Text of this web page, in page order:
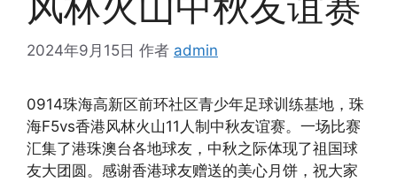
2024年9月15日 作者 admin
0914珠海高新区前环社区青少年足球训练基地，珠
海F5vs香港风林火山11人制中秋友谊赛。一场比赛
汇集了港珠澳台各地球友，中秋之际体现了祖国球
友大团圆。感谢香港球友赠送的美心月饼，祝大家